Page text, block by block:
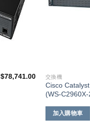
$78,741.00 交換機
Cisco
(WS-
加入購物車